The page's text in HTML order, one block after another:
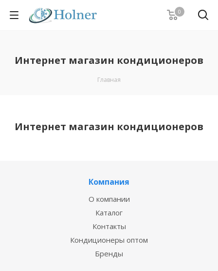
0
Интернет магазин кондиционеров
Главная
Интернет магазин кондиционеров
Компания
О компании
Каталог
Контакты
Кондиционеры оптом
Бренды